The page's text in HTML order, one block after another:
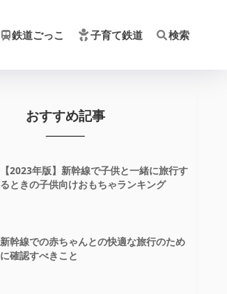
鉄道ごっこ 子育て鉄道 検索
おすすめ記事
【2023年版】新幹線で子供と一緒に旅行す
るときの子供向けおもちゃランキング
新幹線での赤ちゃんとの快適な旅行のため
に確認すべきこと